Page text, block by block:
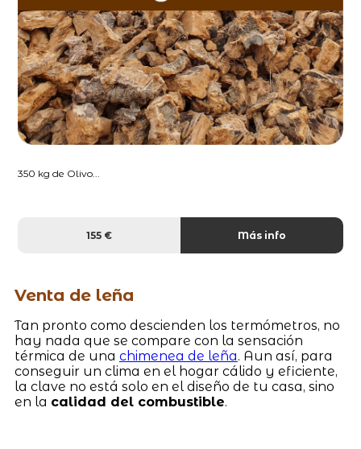
350 kg de Olivo...
155 € Más info
Venta de leña
Tan pronto como descienden los termómetros, no
hay nada que se compare con la sensación
térmica de una chimenea de leña. Aun así, para
conseguir un clima en el hogar cálido y eficiente,
la clave no está solo en el diseño de tu casa, sino
en la calidad del combustible.